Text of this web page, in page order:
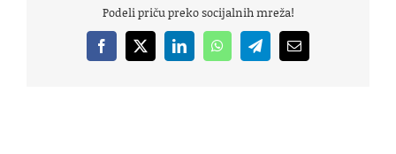
Podeli priču preko socijalnih mreža!
Facebook
X LinkedInWhatsAppTelegramEmail